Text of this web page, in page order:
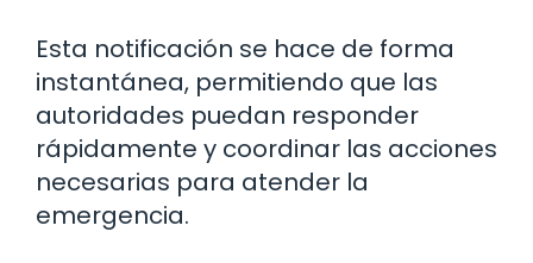
Esta notificación se hace de forma
instantánea, permitiendo que las
autoridades puedan responder
rápidamente y coordinar las acciones
necesarias para atender la
emergencia.